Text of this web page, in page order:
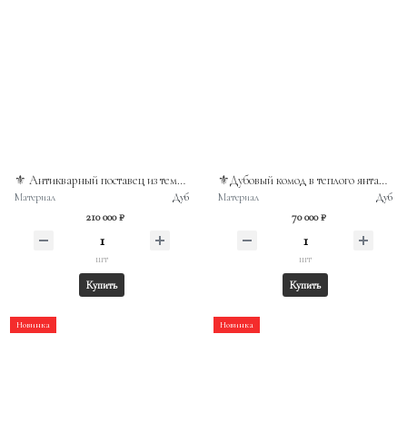
⚜️ Антикварный поставец из темного дерева, выполненный в стиле неоренессанса
Материал Дуб
210 000 ₽
шт
Купить
⚜️Дубовый комод в теплого янтарно-коричневого оттенка с выраженной текстурой дерев
Материал Дуб
70 000 ₽
шт
Купить
Новинка Новинка